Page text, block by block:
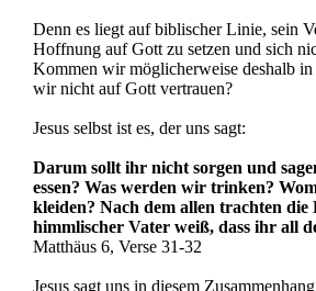
Denn es liegt auf biblischer Linie, sein
Hoffnung auf Gott zu setzen und sich
Kommen wir möglicherweise deshalb
wir nicht auf Gott vertrauen?
Jesus selbst ist es, der uns sagt:
Darum sollt ihr nicht sorgen und
essen? Was werden wir trinken?
kleiden? Nach dem allen trachten die
himmlischer Vater weiß, dass ihr all
Matthäus 6, Verse 31-32
Jesus sagt uns in diesem